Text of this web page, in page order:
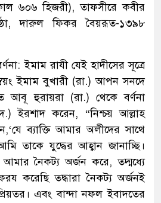
৬০৬ হিজরী), তাফসীরে কবীর
দারুল ফিকর বৈয়রূত-১৩৯৮
ইমাম রাযী যেই হাদীসের সূত্রে
ইমাম বুখারী (রা.) আপন সনদে
আবূ হুরায়রা (রা.) থেকে বর্ণনা
ইরশাদ করেন, “নিশ্চয় আল্লাহ
ব্যাক্তি আমার অলীদের সাথে
তাকে যুদ্ধের আহ্বান জানাচ্ছি।
আমার নৈকট্য অর্জন করে, তদ্মধ্যে
করেছি তদ্ধারা নৈকট্য অর্জনই
এবং বান্দা নফল ইবাদতের